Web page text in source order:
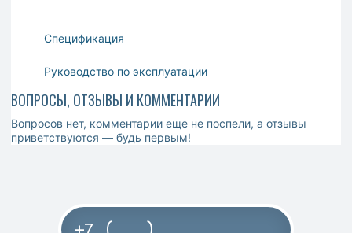
Спецификация
Руководство по эксплуатации
ВОПРОСЫ, ОТЗЫВЫ И КОММЕНТАРИИ
Вопросов нет, комментарии еще не поспели, а отзывы
приветствуются — будь первым!